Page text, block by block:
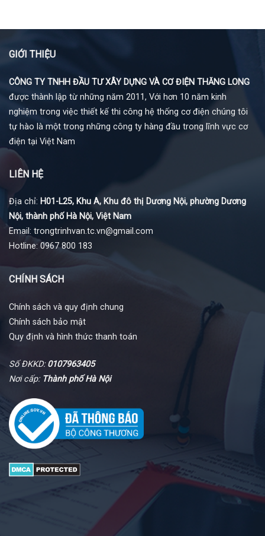
GIỚI THIỆU
CÔNG TY TNHH ĐẦU TƯ XÂY DỰNG VÀ CƠ ĐIỆN THĂNG LONG
được thành lập từ những năm 2011, Với hơn 10 năm kinh
nghiệm trong việc thiết kế thi công hệ thống cơ điện chúng tôi
tự hào là một trong những công ty hàng đầu trong lĩnh vực cơ
điện tại Việt Nam
LIÊN HỆ
Địa chỉ: H01-L25, Khu A, Khu đô thị Dương Nội, phường Dương
Nội, thành phố Hà Nội, Việt Nam
Email: trongtrinhvan.tc.vn@gmail.com
Hotline: 0967 800 183
CHÍNH SÁCH
Chính sách và quy định chung
Chính sách bảo mật
Quy định và hình thức thanh toán
Số ĐKKD:0107963405
Nơi cấp: Thành phố Hà Nội